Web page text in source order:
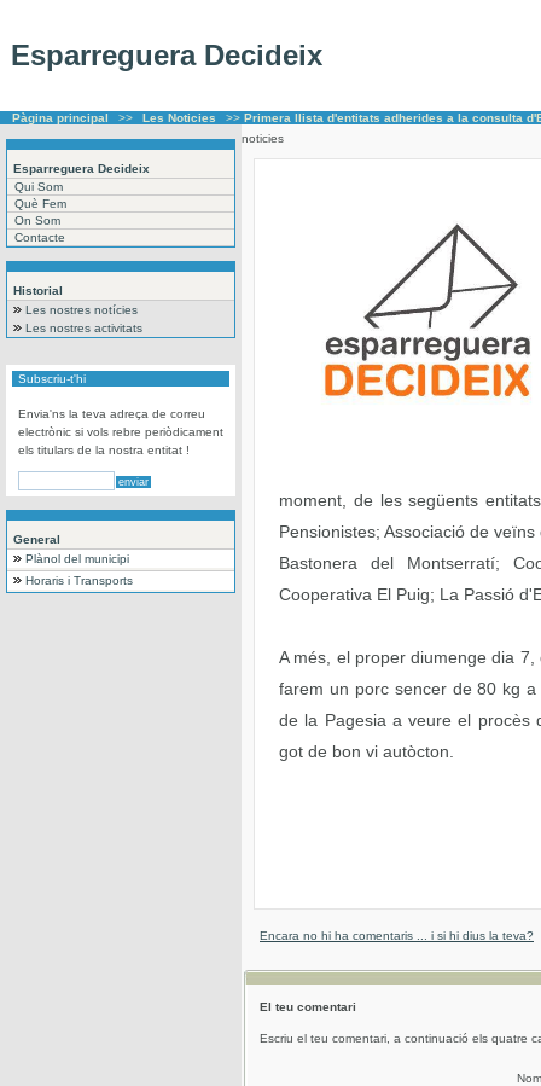
Esparreguera Decideix
Pàgina principal >> Les Noticies >> Primera llista d'entitats adherides a la consulta
Esparreguera Decideix
Qui Som
Què Fem
On Som
Contacte
Historial
Les nostres notícies
Les nostres activitats
Subscriu-t'hi
Envia'ns la teva adreça de correu
electrònic si vols rebre periòdicament
els titulars de la nostra entitat !
General
Plànol del municipi
Horaris i Transports
noticies
moment, de les següents
Pensionistes; Associació de
Bastonera del Montserratí;
Cooperativa El Puig; La Passió
A més, el proper diumenge dia
farem un porc sencer de 80 kg
de la Pagesia a veure el procès
got de bon vi autòcton.
Encara no hi ha comentaris ... i si hi dius la teva?
El teu comentari
Escriu el teu comentari, a continuació els quatre
Nom